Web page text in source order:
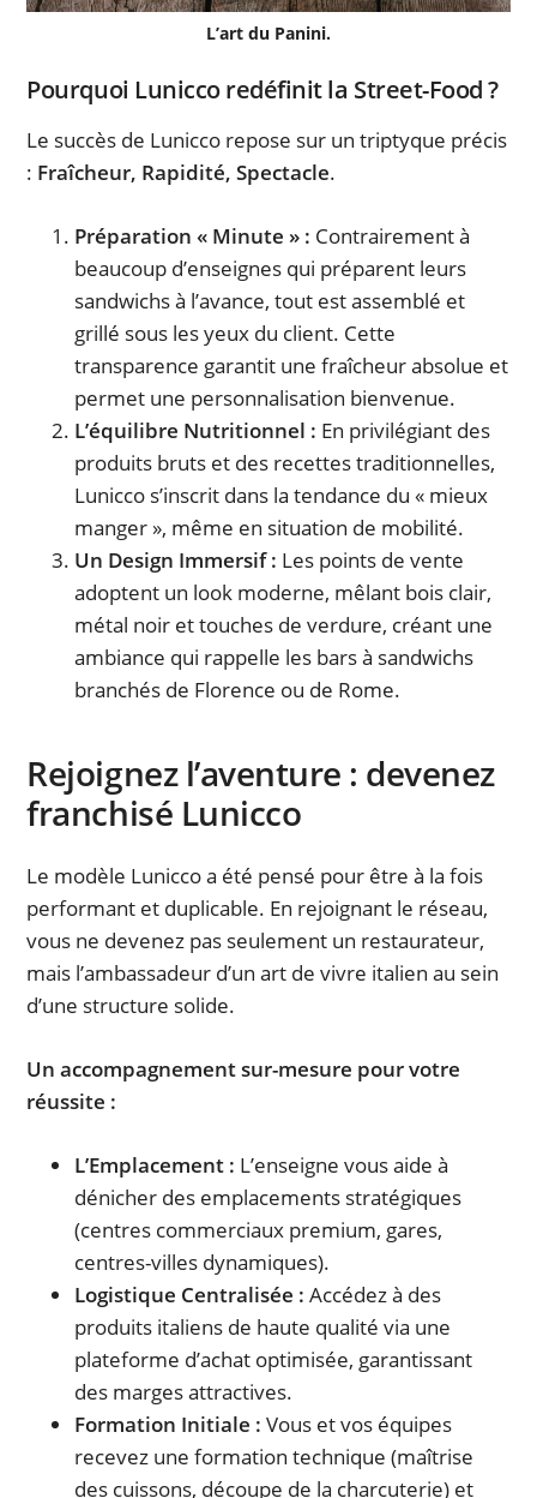
L’art du Panini.
Pourquoi Lunicco redéfinit la Street-Food ?
Le succès de Lunicco repose sur un triptyque précis
: Fraîcheur, Rapidité, Spectacle.
Préparation « Minute » : Contrairement à
beaucoup d’enseignes qui préparent leurs
sandwichs à l’avance, tout est assemblé et
grillé sous les yeux du client. Cette
transparence garantit une fraîcheur absolue et
permet une personnalisation bienvenue.
L’équilibre Nutritionnel : En privilégiant des
produits bruts et des recettes traditionnelles,
Lunicco s’inscrit dans la tendance du « mieux
manger », même en situation de mobilité.
Un Design Immersif : Les points de vente
adoptent un look moderne, mêlant bois clair,
métal noir et touches de verdure, créant une
ambiance qui rappelle les bars à sandwichs
branchés de Florence ou de Rome.
Rejoignez l’aventure : devenez
franchisé Lunicco
Le modèle Lunicco a été pensé pour être à la fois
performant et duplicable. En rejoignant le réseau,
vous ne devenez pas seulement un restaurateur,
mais l’ambassadeur d’un art de vivre italien au sein
d’une structure solide.
Un accompagnement sur-mesure pour votre
réussite :
L’Emplacement : L’enseigne vous aide à
dénicher des emplacements stratégiques
(centres commerciaux premium, gares,
centres-villes dynamiques).
Logistique Centralisée : Accédez à des
produits italiens de haute qualité via une
plateforme d’achat optimisée, garantissant
des marges attractives.
Formation Initiale : Vous et vos équipes
recevez une formation technique (maîtrise
des cuissons, découpe de la charcuterie) et